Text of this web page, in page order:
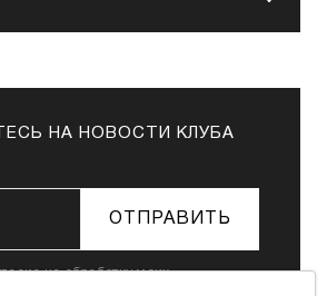
НА НОВОСТИ КЛУБА
ОТПРАВИТЬ
на обработку моих